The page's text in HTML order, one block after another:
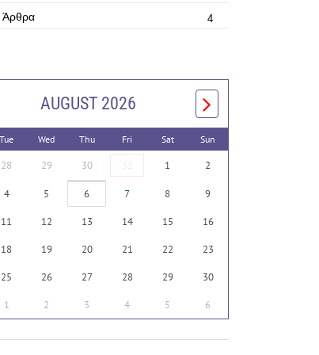
Άρθρα 4
AUGUST 2026
Tue Wed Thu Fri Sat Sun
28 29 30 31 1 2
4 5 6 7 8 9
11 12 13 14 15 16
18 19 20 21 22 23
25 26 27 28 29 30
1 2 3 4 5 6